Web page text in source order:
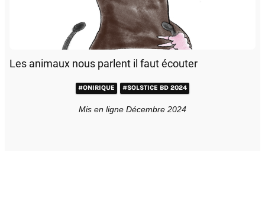
Les animaux nous parlent il faut écouter
#ONIRIQUE #SOLSTICE BD 2024
Mis en ligne Décembre 2024